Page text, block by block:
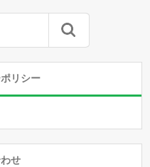
リシー
せ